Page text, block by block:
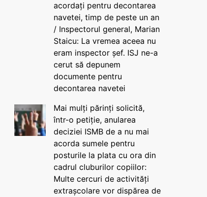
acordați pentru decontarea
navetei, timp de peste un an
/ Inspectorul general, Marian
Staicu: La vremea aceea nu
eram inspector șef. ISJ ne-a
cerut să depunem
documente pentru
decontarea navetei
Mai mulți părinți solicită,
într-o petiție, anularea
deciziei ISMB de a nu mai
acorda sumele pentru
posturile la plata cu ora din
cadrul cluburilor copiilor:
Multe cercuri de activități
extrașcolare vor dispărea de